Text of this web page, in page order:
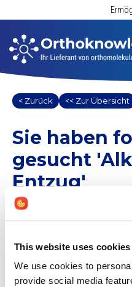
This website uses cookies
We use cookies to
provide social media
< Zurück << Zur Übersicht
Sie haben
gesucht
Entzug'
1 Suchergebnisse gefunden